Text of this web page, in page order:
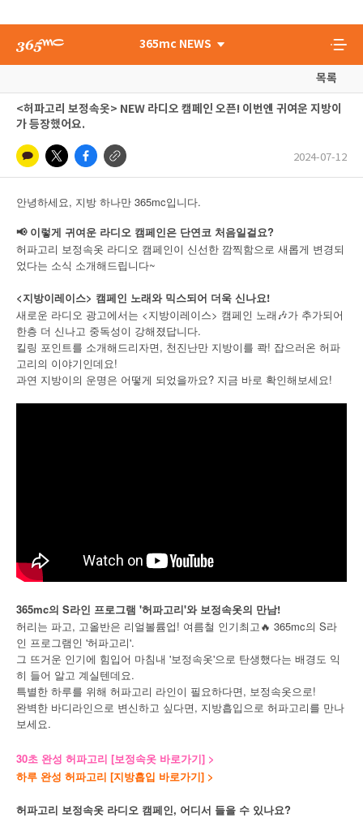
365mc NEWS
목록
<허파고리 보정속옷> NEW 라디오 캠페인 오픈! 이번엔 귀여운 지방이
가 등장했어요.
2024-07-12
안녕하세요, 지방 하나만 365mc입니다.
📢 이렇게 귀여운 라디오 캠페인은 단연코 처음일걸요?
허파고리 보정속옷 라디오 캠페인이 신선한 깜찍함으로 새롭게 변경되
었다는 소식 소개해드립니다~
<지방이레이스> 캠페인 노래와 믹스되어 더욱 신나요!
새로운 라디오 광고에서는 <지방이레이스> 캠페인 노래🎶가 추가되어
한층 더 신나고 중독성이 강해졌답니다.
킬링 포인트를 소개해드리자면, 천진난만 지방이를 콱! 잡으러온 허파
고리의 이야기인데요!
과연 지방이의 운명은 어떻게 되었을까요? 지금 바로 확인해보세요!
365mc의 S라인 프로그램 '허파고리'와 보정속옷의 만남!
허리는 파고, 고올반은 리얼볼륨업! 여름철 인기최고🔥 365mc의 S라
인 프로그램인 '허파고리'.
그 뜨거운 인기에 힘입어 마침내 '보정속옷'으로 탄생했다는 배경도 익
히 들어 알고 계실텐데요.
특별한 하루를 위해 허파고리 라인이 필요하다면, 보정속옷으로!
완벽한 바디라인으로 변신하고 싶다면, 지방흡입으로 허파고리를 만나
보세요.
30초 완성 허파고리 [보정속옷 바로가기] >
하루 완성 허파고리 [지방흡입 바로가기] >
허파고리 보정속옷 라디오 캠페인, 어디서 들을 수 있나요?